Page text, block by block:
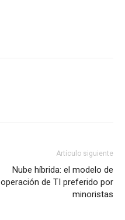
Artículo siguiente
Nube híbrida: el modelo de
operación de TI preferido por
minoristas